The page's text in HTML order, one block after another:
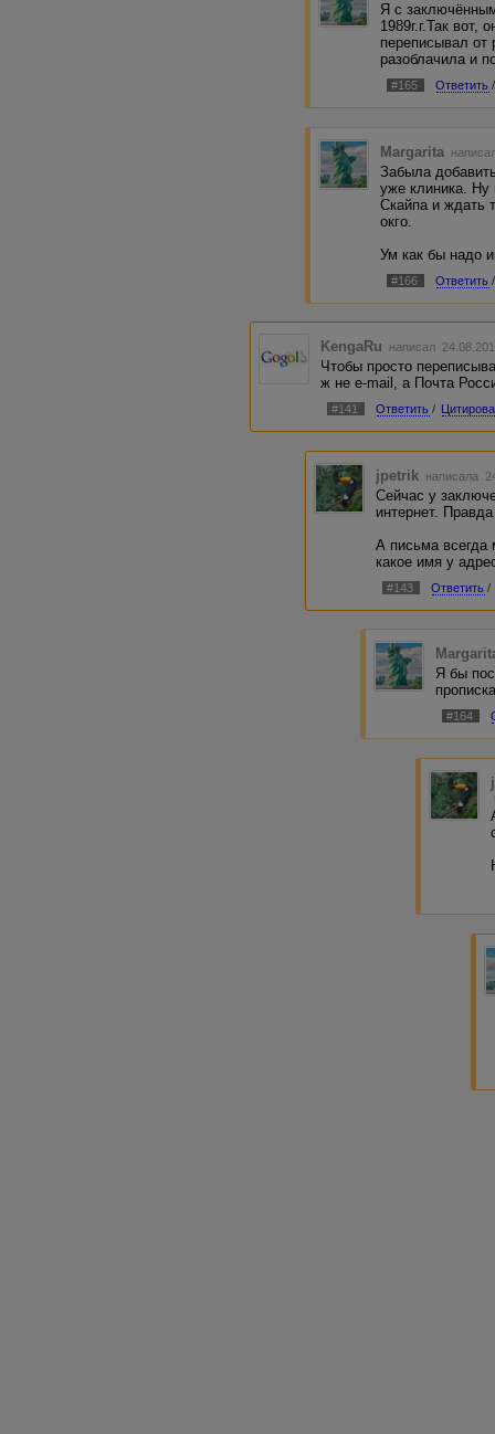
Я с
1989г.г.Так вот,
переписывал от
разоблачила и
#165 Ответить /
Margarita
Забыла
уже клиника.
Скайпа и ждать
окго.
Ум как бы надо
#166 Ответить /
KengaRu написал
Чтобы просто
ж не e-mail, а Почта
#141 Ответить /
jpetrik написала
Сейчас у
интернет.
А письма всегда
какое имя у
#143 Ответить /
Я бы
#164